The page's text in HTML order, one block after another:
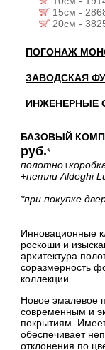
15см -
20см -
ПОГОНАЖ
ЗАВОДСКАЯ
ИНЖЕНЕРНЫЕ
БАЗОВЫЙ
руб.*
полотно
+петли Aldeghi
*при покупке
Инновационные
роскоши и
архитектура
соразмерность
коллекции.
Новое эмалевое
современным и
покрытиям.
обеспечивает
отклонения по